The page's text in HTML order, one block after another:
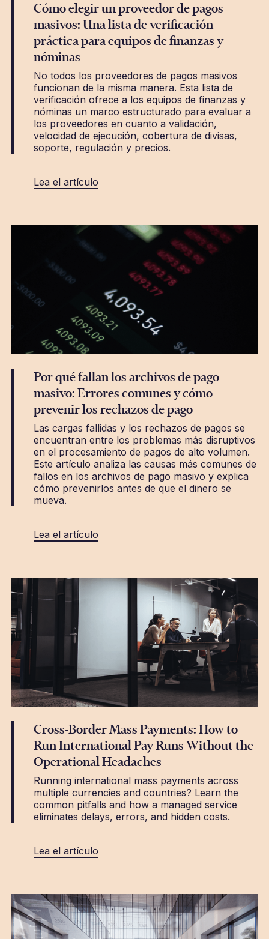
Cómo elegir un proveedor de pagos
masivos: Una lista de verificación
práctica para equipos de finanzas y
nóminas
No todos los proveedores de pagos masivos
funcionan de la misma manera. Esta lista de
verificación ofrece a los equipos de finanzas y
nóminas un marco estructurado para evaluar a
los proveedores en cuanto a validación,
velocidad de ejecución, cobertura de divisas,
soporte, regulación y precios.
Lea el artículo
Por qué fallan los archivos de pago
masivo: Errores comunes y cómo
prevenir los rechazos de pago
Las cargas fallidas y los rechazos de pagos se
encuentran entre los problemas más disruptivos
en el procesamiento de pagos de alto volumen.
Este artículo analiza las causas más comunes de
fallos en los archivos de pago masivo y explica
cómo prevenirlos antes de que el dinero se
mueva.
Lea el artículo
Cross-Border Mass Payments: How to
Run International Pay Runs Without the
Operational Headaches
Running international mass payments across
multiple currencies and countries? Learn the
common pitfalls and how a managed service
eliminates delays, errors, and hidden costs.
Lea el artículo